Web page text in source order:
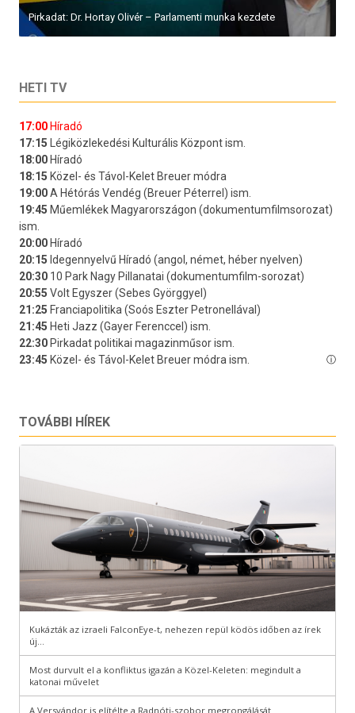
Pirkadat: Dr. Hortay Olivér – Parlamenti munka kezdete
HETI TV
TOVÁBBI HÍREK